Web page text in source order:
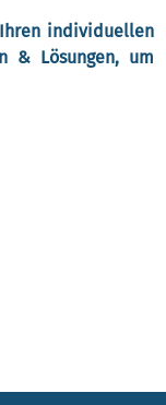
individuellen
& Lösungen, um